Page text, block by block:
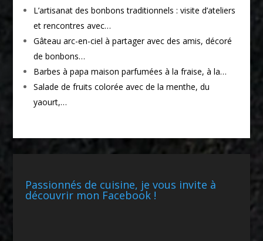
L’artisanat des bonbons traditionnels : visite d’ateliers
et rencontres avec…
Gâteau arc-en-ciel à partager avec des amis, décoré
de bonbons…
Barbes à papa maison parfumées à la fraise, à la…
Salade de fruits colorée avec de la menthe, du
yaourt,…
Passionnés de cuisine, je vous invite à
découvrir mon Facebook !